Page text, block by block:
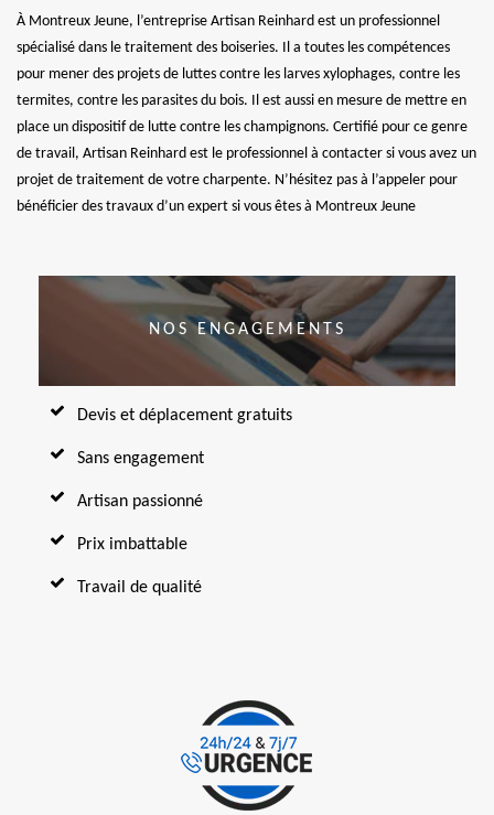
À Montreux Jeune, l’entreprise Artisan Reinhard est un professionnel
spécialisé dans le traitement des boiseries. Il a toutes les compétences
pour mener des projets de luttes contre les larves xylophages, contre les
termites, contre les parasites du bois. Il est aussi en mesure de mettre en
place un dispositif de lutte contre les champignons. Certifié pour ce genre
de travail, Artisan Reinhard est le professionnel à contacter si vous avez un
projet de traitement de votre charpente. N’hésitez pas à l’appeler pour
bénéficier des travaux d’un expert si vous êtes à Montreux Jeune
NOS ENGAGEMENTS
Devis et déplacement gratuits
Sans engagement
Artisan passionné
Prix imbattable
Travail de qualité